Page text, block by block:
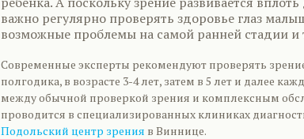
важно регулярно проверять здоровье глаз
возможные проблемы на самой ранней стадии и
Современные эксперты рекомендуют проверять
полгодика, в возрасте 3-4 лет, затем в 5 лет и далее
между обычной проверкой зрения и комплексным
проводится в специализированных клиниках
Подольский центр зрения в Виннице.